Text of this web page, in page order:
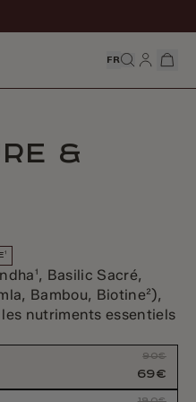
FR
&
¹, Basilic Sacré,
Bambou, Biotine²),
nutriments essentiels
90€
69€